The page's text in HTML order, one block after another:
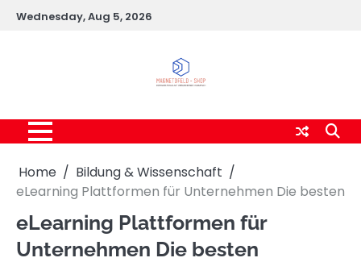
SkipWednesday, Aug 5, 2026
Home
Bildung & Wissenschaft
eLearning Plattformen für Unternehmen Die besten
eLearning Plattformen für
Unternehmen Die besten